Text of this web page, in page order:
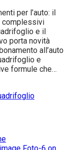
per l’auto: il
complessivi
e il
porta novità
all’auto
formule che…